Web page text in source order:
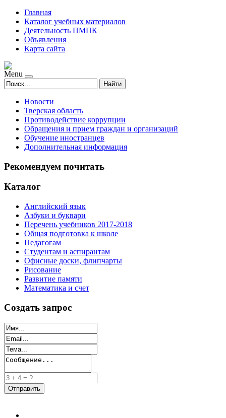
Главная
Каталог учебных материалов
Деятельность ПМПК
Объявления
Карта сайта
Menu
Найти
Новости
Тверская область
Противодействие коррупции
Обращения и прием граждан и организаций
Обучение иностранцев
Дополнительная информация
Рекомендуем почитать
Каталог
Английский язык
Азбуки и буквари
Перечень учебников 2017-2018
Общая подготовка к школе
Педагогам
Студентам и аспирантам
Офисные доски, флипчарты
Рисование
Развитие памяти
Математика и счет
Создать запрос